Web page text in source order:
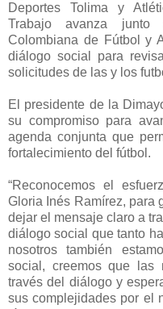
Deportes Tolima y
Trabajo avanza junto
Colombiana de Fútbol y
diálogo social para
solicitudes de las y los
El presidente de la
su compromiso para
agenda conjunta que
fortalecimiento del fútbol.
“Reconocemos el
Gloria Inés Ramírez, para
dejar el mensaje claro a
diálogo social que tanto
nosotros también
social, creemos que las
través del diálogo y
sus complejidades por el